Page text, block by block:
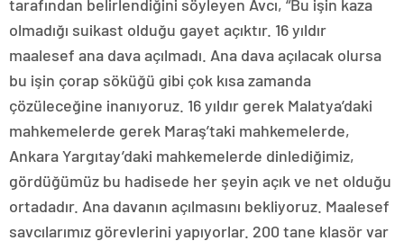
tarafından belirlendiğini söyleyen Avcı, “Bu işin kaza
olmadığı suikast olduğu gayet açıktır. 16 yıldır
maalesef ana dava açılmadı. Ana dava açılacak olursa
bu işin çorap söküğü gibi çok kısa zamanda
çözüleceğine inanıyoruz. 16 yıldır gerek Malatya’daki
mahkemelerde gerek Maraş’taki mahkemelerde,
Ankara Yargıtay’daki mahkemelerde dinlediğimiz,
gördüğümüz bu hadisede her şeyin açık ve net olduğu
ortadadır. Ana davanın açılmasını bekliyoruz. Maalesef
savcılarımız görevlerini yapıyorlar. 200 tane klasör var